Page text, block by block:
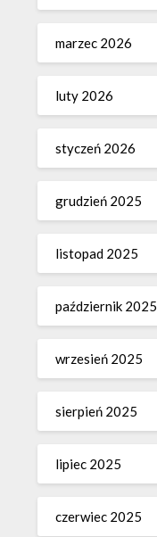
marzec 2026
luty 2026
styczeń 2026
grudzień 2025
listopad 2025
październik 2025
wrzesień 2025
sierpień 2025
lipiec 2025
czerwiec 2025